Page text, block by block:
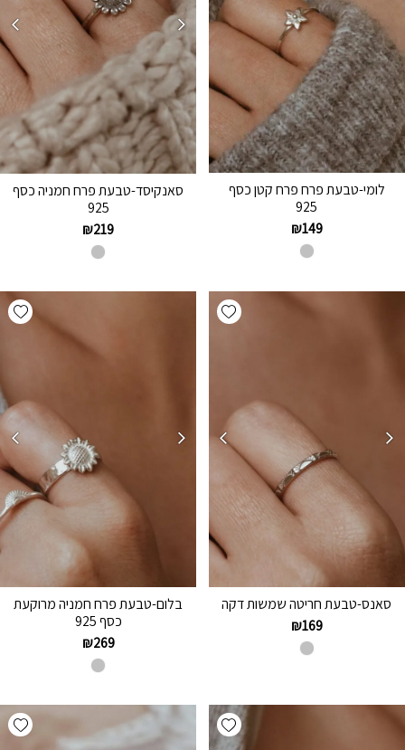
לומי-טבעת פרח פרח קטן כסף
925
₪149
סאנקיסד-טבעת פרח חמניה כסף
925
₪219
Add wishlist
סאנס-טבעת חריטה שמשות דקה
₪169
בלום-טבעת פרח חמניה מרוקעת
כסף 925
₪269
Add wishlist